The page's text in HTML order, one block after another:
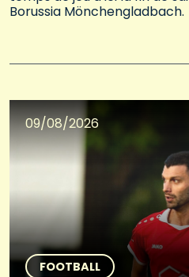
Borussia Mönchengladbach.
09/08/2026
FOOTBALL